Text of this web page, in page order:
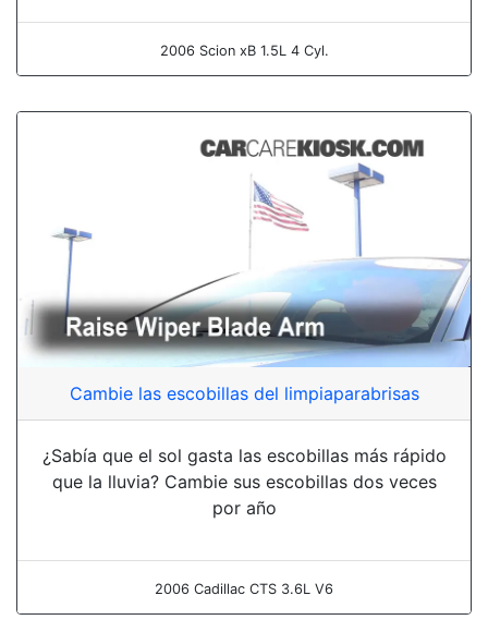
2006 Scion xB 1.5L 4 Cyl.
Cambie las escobillas del limpiaparabrisas
¿Sabía que el sol gasta las escobillas más rápido
que la lluvia? Cambie sus escobillas dos veces
por año
2006 Cadillac CTS 3.6L V6